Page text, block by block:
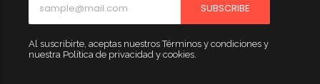
SUBSCRIBE
Al suscribirte, aceptas nuestros Términos y condiciones y
nuestra Política de privacidad y cookies.